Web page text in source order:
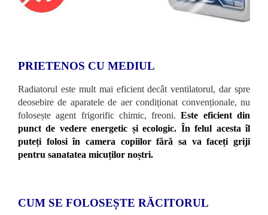
PRIETENOS CU MEDIUL
Radiatorul este mult mai eficient decât ventilatorul, dar spre
deosebire de aparatele de aer condiționat convenționale, nu
folosește agent frigorific chimic, freoni. Este eficient din
punct de vedere energetic și ecologic. În felul acesta îl
puteți folosi în camera copiilor fără sa va faceți griji
pentru sanatatea micuților noștri.
CUM SE FOLOSEȘTE RĂCITORUL